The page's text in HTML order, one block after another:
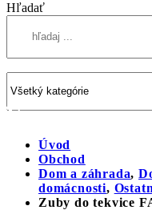
Hľadať
Úvod
Obchod
Dom a záhrada,
domácnosti,
Zuby do tekvice